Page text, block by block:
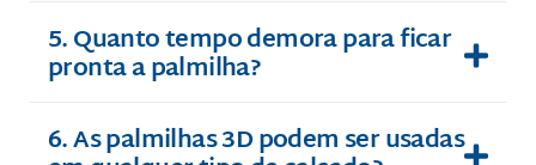
5. Quanto tempo demora para ficar
pronta a palmilha?
6. As palmilhas 3D podem ser usadas